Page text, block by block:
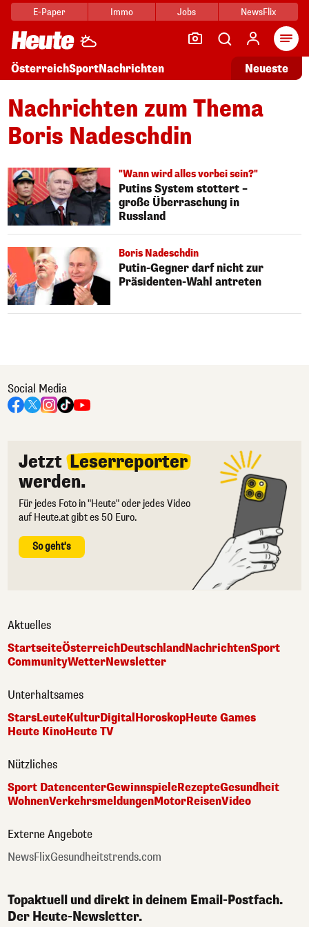
E-Paper Immo Jobs NewsFlix
ÖsterreichSportNachrichten Neueste
Nachrichten zum Thema
Boris Nadeschdin
"Wann wird alles vorbei sein?"
Putins System stottert –
große Überraschung in
Russland
Boris Nadeschdin
Putin-Gegner darf nicht zur
Präsidenten-Wahl antreten
Social Media
Jetzt Leserreporter
werden.
Für jedes Foto in "Heute" oder jedes Video
auf Heute.at gibt es 50 Euro.
So geht's
Aktuelles
StartseiteÖsterreichDeutschlandNachrichtenSport
CommunityWetterNewsletter
Unterhaltsames
StarsLeuteKulturDigitalHoroskopHeute Games
Heute KinoHeute TV
Nützliches
Sport DatencenterGewinnspieleRezepteGesundheit
WohnenVerkehrsmeldungenMotorReisenVideo
Externe Angebote
NewsFlixGesundheitstrends.com
Topaktuell und direkt in deinem Email-Postfach.
Der Heute-Newsletter.